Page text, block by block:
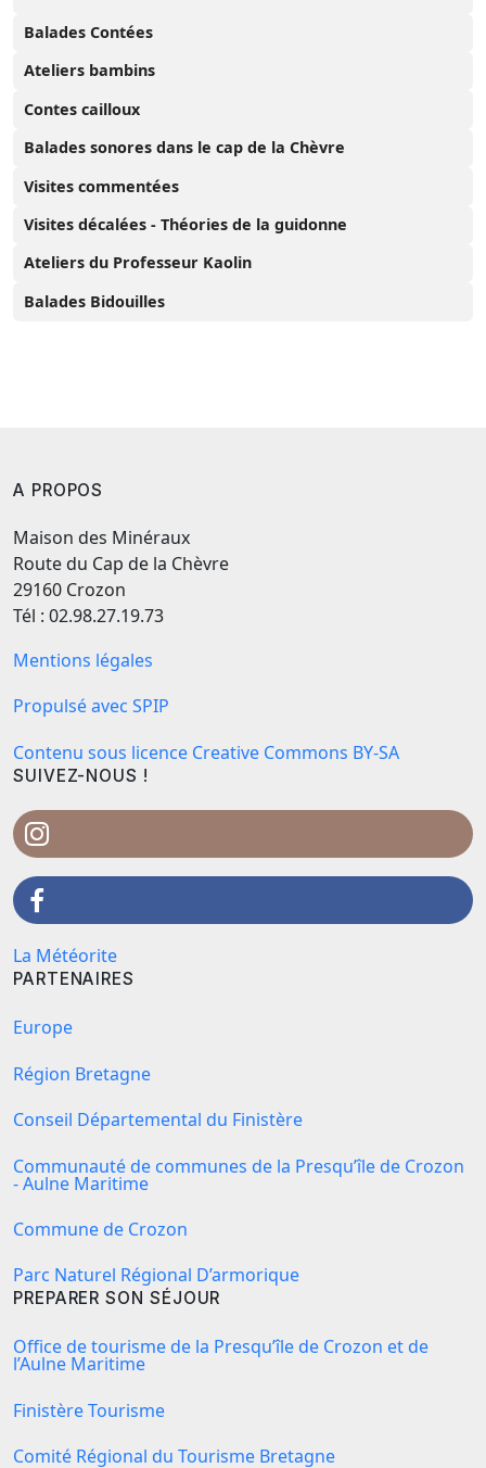
Balades Contées
Ateliers bambins
Contes cailloux
Balades sonores dans le cap de la Chèvre
Visites commentées
Visites décalées - Théories de la guidonne
Ateliers du Professeur Kaolin
Balades Bidouilles
A PROPOS
Maison des Minéraux
Route du Cap de la Chèvre
29160 Crozon
Tél : 02.98.27.19.73
Mentions légales
Propulsé avec SPIP
Contenu sous licence Creative Commons BY-SA
SUIVEZ-NOUS !
La Météorite
PARTENAIRES
Europe
Région Bretagne
Conseil Départemental du Finistère
Communauté de communes de la Presqu’île de Crozon
- Aulne Maritime
Commune de Crozon
Parc Naturel Régional D’armorique
PREPARER SON SÉJOUR
Office de tourisme de la Presqu’île de Crozon et de
l’Aulne Maritime
Finistère Tourisme
Comité Régional du Tourisme Bretagne